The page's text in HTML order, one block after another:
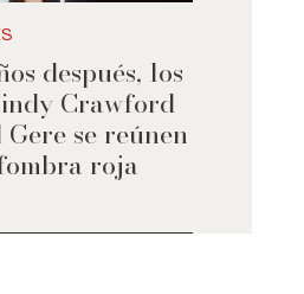
después, los
Crawford
se reúnen
roja